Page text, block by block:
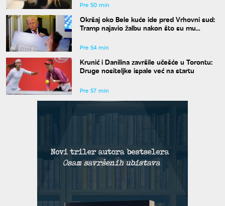
Pre 50 min
Okršaj oko Bele kuće ide pred Vrhovni sud:
Tramp najavio žalbu nakon što su mu
Pre 54 min
Krunić i Danilina završile učešće u Torontu:
Druge nositeljke ispale već na startu
Pre 57 min